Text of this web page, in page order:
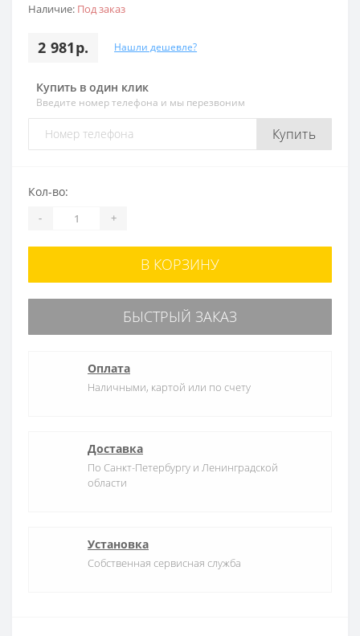
Наличие: Под заказ
2 981р. Нашли дешевле?
Купить в один клик
Введите номер телефона и мы перезвоним
Купить
Кол-во:
- +
В КОРЗИНУ
БЫСТРЫЙ ЗАКАЗ
Оплата
Наличными, картой или по счету
Доставка
По Санкт-Петербургу и Ленинградской
области
Установка
Собственная сервисная служба